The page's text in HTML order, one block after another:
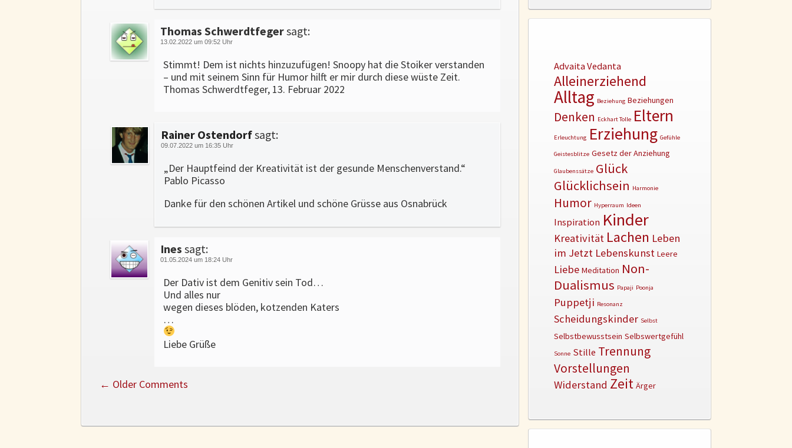
Thomas Schwerdtfegersagt:
13.02.2022 um 09:52 Uhr
Stimmt! Dem ist nichts hinzuzufügen! Snoopy hat die Stoiker verstanden
– und mit seinem Sinn für Humor hilft er mir durch diese wüste Zeit.
Thomas Schwerdtfeger, 13. Februar 2022
Rainer Ostendorfsagt:
09.07.2022 um 16:35 Uhr
„Der Hauptfeind der Kreativität ist der gesunde Menschenverstand.“
Pablo Picasso
Danke für den schönen Artikel und schöne Grüsse aus Osnabrück
Ines sagt:
01.05.2024 um 18:24 Uhr
Der Dativ ist dem Genitiv sein Tod…
Und alles nur
wegen dieses blöden, kotzenden Katers
…
Liebe Grüße
← Older Comments
Advaita Vedanta
Alleinerziehend
Alltag Beziehung Beziehungen
Denken Eckhart Tolle Eltern
Erleuchtung Erziehung Gefühle
Geistesblitze Gesetz der Anziehung
Glaubenssätze Glück
Glücklichsein Harmonie
Humor Hyperraum Ideen
Inspiration Kinder
Kreativität Lachen Leben
im Jetzt Lebenskunst Leere
Liebe Meditation Non-
Dualismus Papaji Poonja
Puppetji Resonanz
Scheidungskinder Selbst
Selbstbewusstsein Selbswertgefühl
Sonne Stille Trennung
Vorstellungen
Widerstand Zeit Ärger